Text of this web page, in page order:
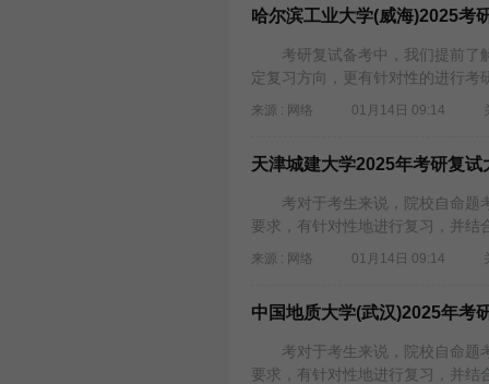
哈尔滨工业大学(威海)2025考
考研复试备考中，我们提前了解
定复习方向，更有针对性的进行考
来源 : 网络 01月14日 09:14
天津城建大学2025年考研复
考对于考生来说，院校自命题考
要求，有针对性地进行复习，并
来源 : 网络 01月14日 09:14
中国地质大学(武汉)2025年考
考对于考生来说，院校自命题考
要求，有针对性地进行复习，并